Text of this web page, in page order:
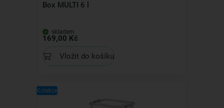
Box MULTI 6 l
skladem
169,00 Kč
Vložit do košíku
Kolekce